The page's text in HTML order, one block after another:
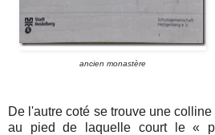
ancien monastère
De l'autre coté se trouve une
au pied de laquelle court le «